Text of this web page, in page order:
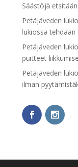
Säästöjä
Petäjäveden
lukiossa tehdään
Petäjäveden
puitteet
Petäjäveden
ilman